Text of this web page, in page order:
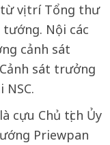
vị trí Tổng thư
tướng. Nội các
cảnh sát
sát trưởng
cựu Chủ tịch Ủy
Priewpan